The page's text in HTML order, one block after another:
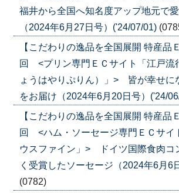
福井から全国へ知名度アップ地元で
（2024年6月27日号）('24/07/01)
【こだわりの逸品を全国展開 特産品
回 <プリン専門ＥＣサイト「江戸流
ょうはやりぷりん）」> 皆が幸せに
をお届け（2024年6月20日号）('24/
【こだわりの逸品を全国展開 特産品
回 <ハム・ソーセージ専門ＥＣサイ
ウスファイン」> ドイツ国際食肉コ
く受賞したソーセージ（2024年6月6
(0782)